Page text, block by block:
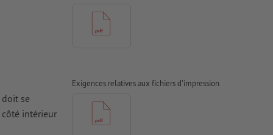
se
intérieur
Exigences relatives aux fichiers d'impression